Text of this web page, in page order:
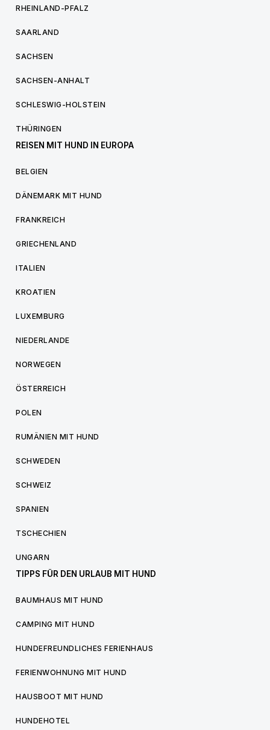
RHEINLAND-PFALZ
SAARLAND
SACHSEN
SACHSEN-ANHALT
SCHLESWIG-HOLSTEIN
THÜRINGEN
REISEN MIT HUND IN EUROPA
BELGIEN
DÄNEMARK MIT HUND
FRANKREICH
GRIECHENLAND
ITALIEN
KROATIEN
LUXEMBURG
NIEDERLANDE
NORWEGEN
ÖSTERREICH
POLEN
RUMÄNIEN MIT HUND
SCHWEDEN
SCHWEIZ
SPANIEN
TSCHECHIEN
UNGARN
TIPPS FÜR DEN URLAUB MIT HUND
BAUMHAUS MIT HUND
CAMPING MIT HUND
HUNDEFREUNDLICHES FERIENHAUS
FERIENWOHNUNG MIT HUND
HAUSBOOT MIT HUND
HUNDEHOTEL